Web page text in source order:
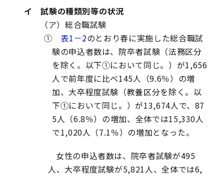
イ 試験の種類別等の状況
（ア）総合職試験
① 表1－2のとおり春に実施した総合職試
験の申込者数は、院卒者試験（法務区分
を除く。以下①において同じ。）が1,656
人で前年度に比べ145人（9.6％）の増
加、大卒程度試験（教養区分を除く。以
下①において同じ。）が13,674人で、87
5人（6.8％）の増加、全体では15,330人
で1,020人（7.1％）の増加となった。
女性の申込者数は、院卒者試験が495
人、大卒程度試験が5,821人、全体では6,